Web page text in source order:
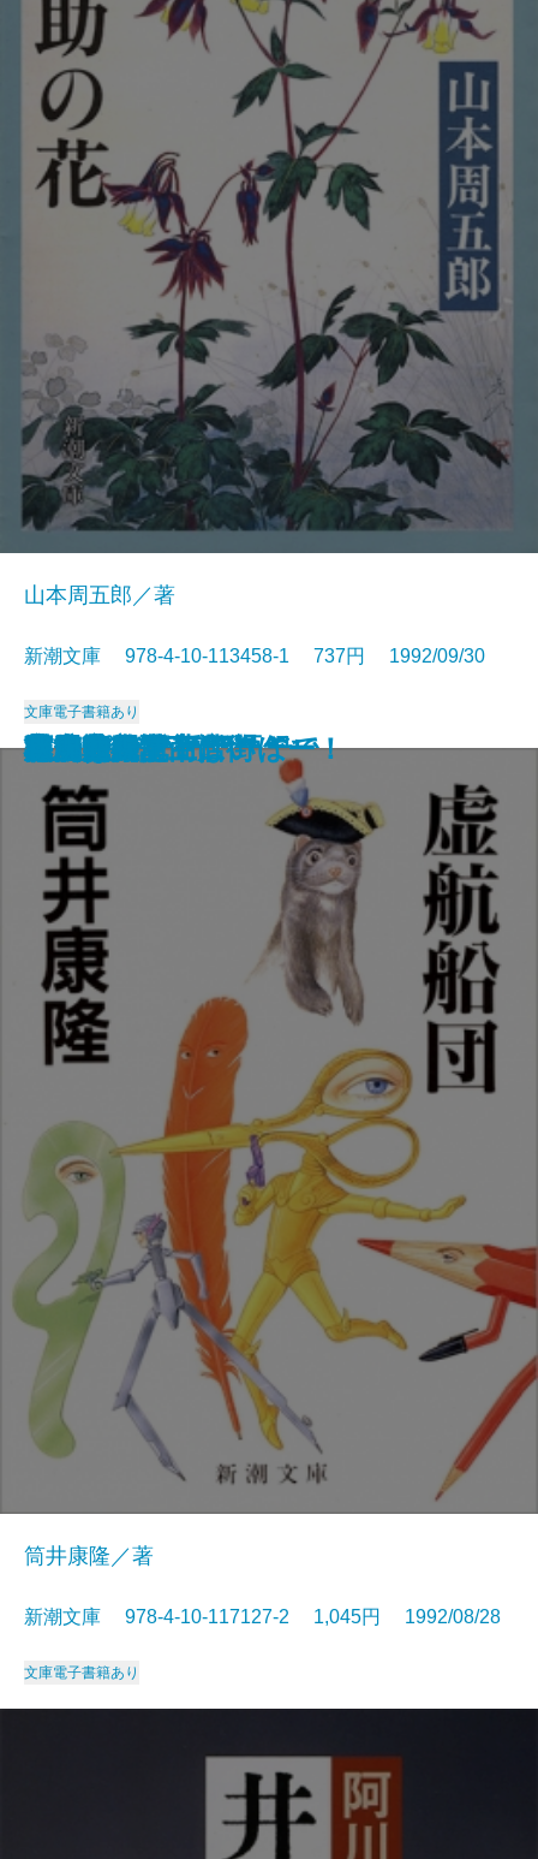
本を読む女
魔術はささやく
クラインの壺
ベルリン飛行指令
こんなふうに死にたい
どんぐり民話館
賊将
夢のように日は過ぎて
マキアヴェッリ語録
与之助の花
山本周五郎／著
新潮文庫 978-4-10-113458-1 737円 1992/09/30
文庫電子書籍あり
虚航船団
筒井康隆／著
新潮文庫 978-4-10-117127-2 1,045円 1992/08/28
文庫電子書籍あり
井上成美
海馬
村上朝日堂 はいほー！
本居宣長〔上〕
本居宣長〔下〕
高円寺純情商店街
原っぱ
風雲海南記
状況曲線〔上〕